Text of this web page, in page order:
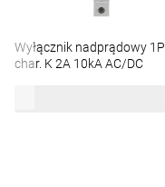
Wyłącznik nadprądowy 1P
char. K 2A 10kA AC/DC